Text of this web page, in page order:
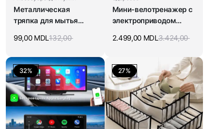
Металлическая
тряпка для мытья
132,00
99,00 MDL
Мини-велотренажер c
электроприводом
3.424,00
2.499,00 MDL
32% 27%